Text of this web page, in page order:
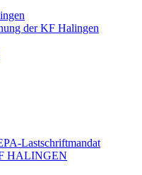
der KF Halingen
Lastschriftmandat
HALINGEN